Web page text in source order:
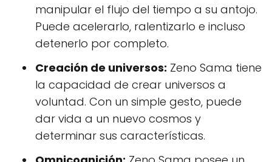
manipular el flujo del tiempo a su antojo.
Puede acelerarlo, ralentizarlo e incluso
detenerlo por completo.
Creación de universos: Zeno Sama tiene
la capacidad de crear universos a
voluntad. Con un simple gesto, puede
dar vida a un nuevo cosmos y
determinar sus características.